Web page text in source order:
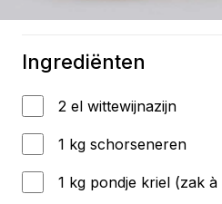
Ingrediënten
2 el wittewijnazijn
1 kg schorseneren
1 kg pondje kriel (zak à